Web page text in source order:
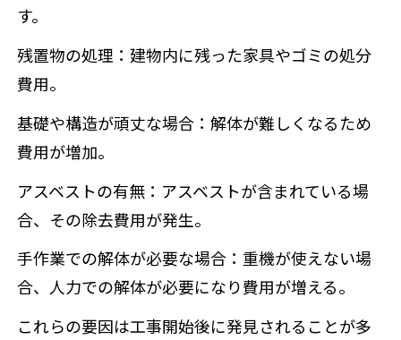
す。
残置物の処理：建物内に残った家具やゴミの処分
費用。
基礎や構造が頑丈な場合：解体が難しくなるため
費用が増加。
アスベストの有無：アスベストが含まれている場
合、その除去費用が発生。
手作業での解体が必要な場合：重機が使えない場
合、人力での解体が必要になり費用が増える。
これらの要因は工事開始後に発見されることが多